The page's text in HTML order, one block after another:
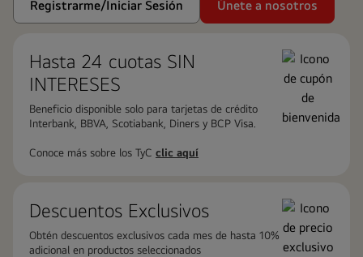
Registrarme/Iniciar Sesión
Únete a nosotros
Hasta 24 cuotas ​SIN
INTERESES
Beneficio disponible solo para tarjetas de crédito
Interbank, BBVA, Scotiabank, Diners y BCP Visa.
Conoce más sobre los TyC clic aquí
Descuentos Exclusivos
Obtén descuentos exclusivos cada mes de hasta 10%
adicional en productos seleccionados